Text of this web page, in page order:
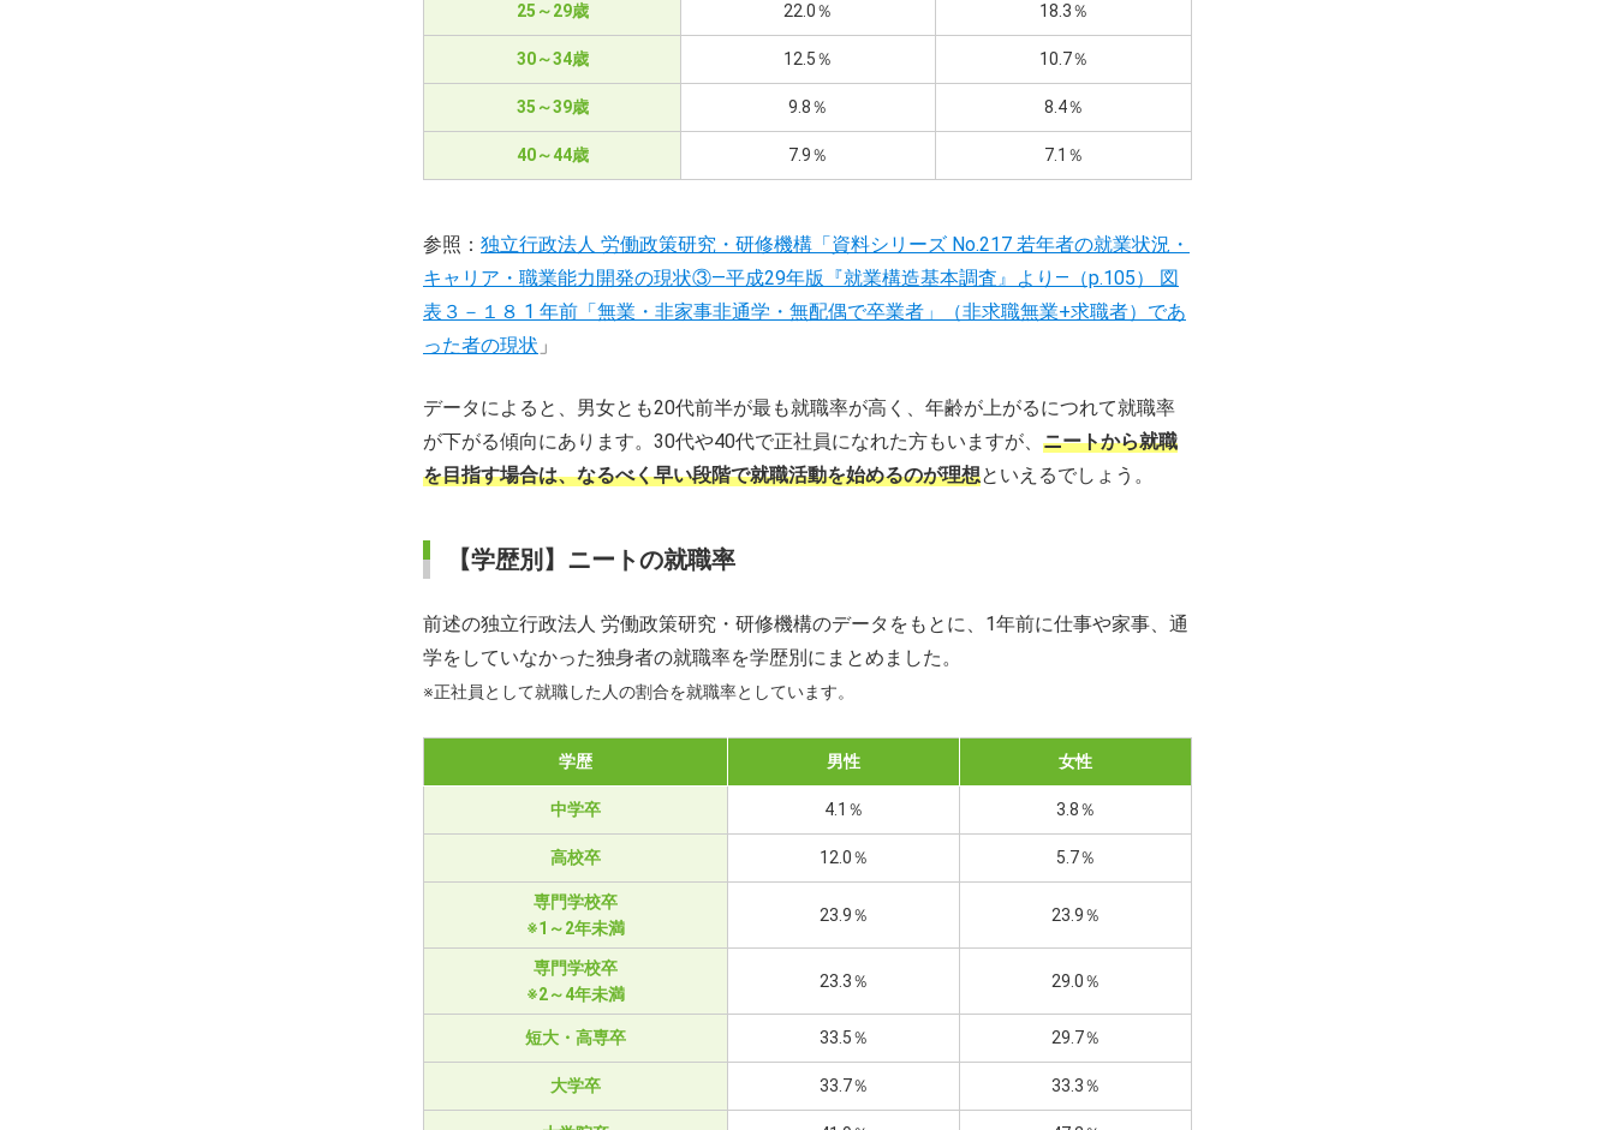
25～29歳 22.0％ 18.3％
30～34歳 12.5％ 10.7％
35～39歳 9.8％ 8.4％
40～44歳 7.9％ 7.1％
参照： 独立行政法人 労働政策研究・研修機構「資料シリーズ No.217 若年者の就業状況・
キャリア・職業能力開発の現状③―平成29年版『就業構造基本調査』より―（p.105） 図
表３－１８ 1 年前「無業・非家事非通学・無配偶で卒業者」（非求職無業+求職者）であ
った者の現状 」
データによると、男女とも20代前半が最も就職率が高く、年齢が上がるにつれて就職率
が下がる傾向にあります。30代や40代で正社員になれた方もいますが、 ニートから就職
を目指す場合は、なるべく早い段階で就職活動を始めるのが理想といえるでしょう。
【学歴別】ニートの就職率
前述の独立行政法人 労働政策研究・研修機構のデータをもとに、1年前に仕事や家事、通
学をしていなかった独身者の就職率を学歴別にまとめました。
※正社員として就職した人の割合を就職率としています。
学歴 男性 女性
中学卒 4.1％ 3.8％
高校卒 12.0％ 5.7％
専門学校卒
※1～2年未満
23.9％ 23.9％
専門学校卒
※2～4年未満
23.3％ 29.0％
短大・高専卒 33.5％ 29.7％
大学卒 33.7％ 33.3％